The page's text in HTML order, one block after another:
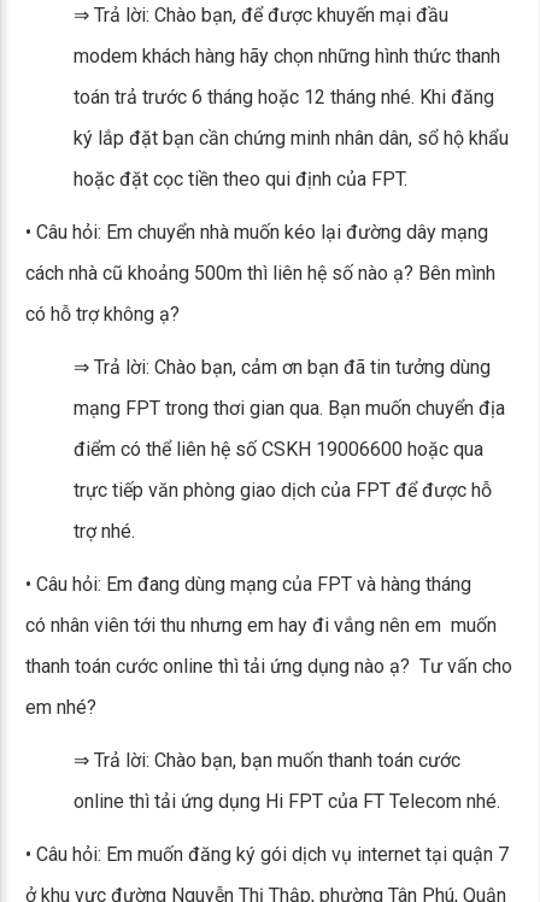
⇒ Trả lời: Chào bạn, để được khuyến mại đầu
modem khách hàng hãy chọn những hình thức thanh
toán trả trước 6 tháng hoặc 12 tháng nhé. Khi đăng
ký lắp đặt bạn cần chứng minh nhân dân, sổ hộ khẩu
hoặc đặt cọc tiền theo qui định của FPT.
• Câu hỏi: Em chuyển nhà muốn kéo lại đường dây mạng
cách nhà cũ khoảng 500m thì liên hệ số nào ạ? Bên mình
có hỗ trợ không ạ?
⇒ Trả lời: Chào bạn, cảm ơn bạn đã tin tưởng dùng
mạng FPT trong thơi gian qua. Bạn muốn chuyển địa
điểm có thể liên hệ số CSKH 19006600 hoặc qua
trực tiếp văn phòng giao dịch của FPT để được hỗ
trợ nhé.
• Câu hỏi: Em đang dùng mạng của FPT và hàng tháng
có nhân viên tới thu nhưng em hay đi vắng nên em muốn
thanh toán cước online thì tải ứng dụng nào ạ? Tư vấn cho
em nhé?
⇒ Trả lời: Chào bạn, bạn muốn thanh toán cước
online thì tải ứng dụng Hi FPT của FT Telecom nhé.
• Câu hỏi: Em muốn đăng ký gói dịch vụ internet tại quận 7
ở khu vực đường Nguyễn Thị Thập, phường Tân Phú, Quận